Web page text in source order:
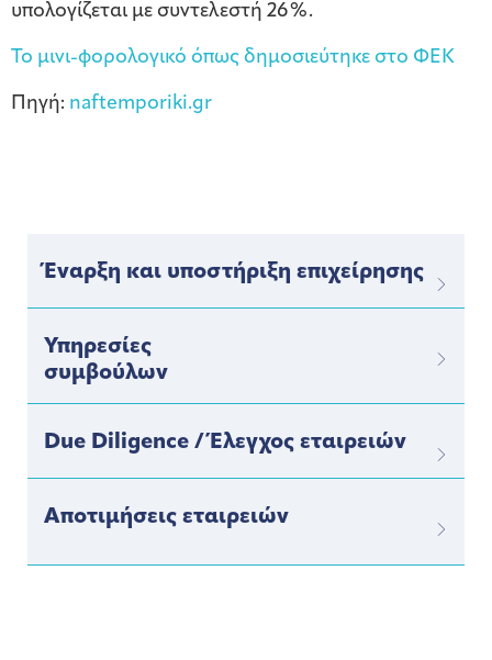
υπολογίζεται με συντελεστή 26%.
To μινι-φορολογικό όπως δημοσιεύτηκε στο ΦΕΚ
Πηγή: naftemporiki.gr
Έναρξη και υποστήριξη επιχείρησης
Υπηρεσίες
συμβούλων
Due Diligence / Έλεγχος εταιρειών
Αποτιμήσεις εταιρειών